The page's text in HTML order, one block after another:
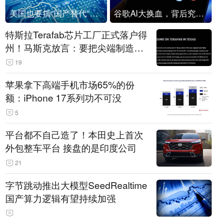
美国也要搞“国产替代”？先算清三笔账 谷歌AI大换血，背后究竟发生了什么？
特斯拉Terafab芯片工厂正式落户得
州！马斯克放言：要把尖端制造带
回美国
19
苹果拿下高端手机市场65%的份
额：iPhone 17系列功不可没
5
平台都不自己造了！本田史上首次
外包整车平台 接盘的是印度公司
21
字节跳动推出大模型SeedRealtime
国产算力逻辑有望持续加强